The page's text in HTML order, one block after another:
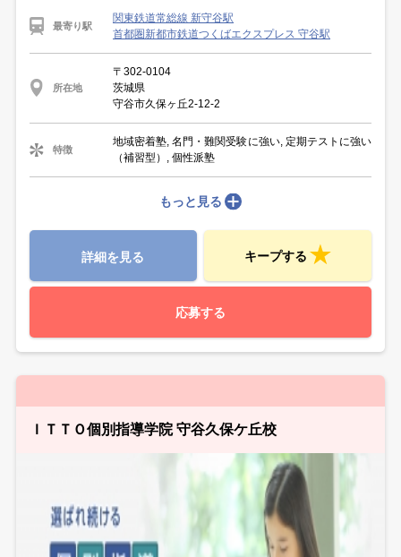
最寄り駅
関東鉄道常総線 新守谷駅
首都圏新都市鉄道つくばエクスプレス 守谷駅
所在地
〒302-0104
茨城県
守谷市久保ヶ丘2-12-2
特徴
地域密着塾, 名門・難関受験に強い, 定期テストに強い
（補習型）, 個性派塾
もっと見る
詳細を見る キープする
応募する
ＩＴＴＯ個別指導学院 守谷久保ケ丘校